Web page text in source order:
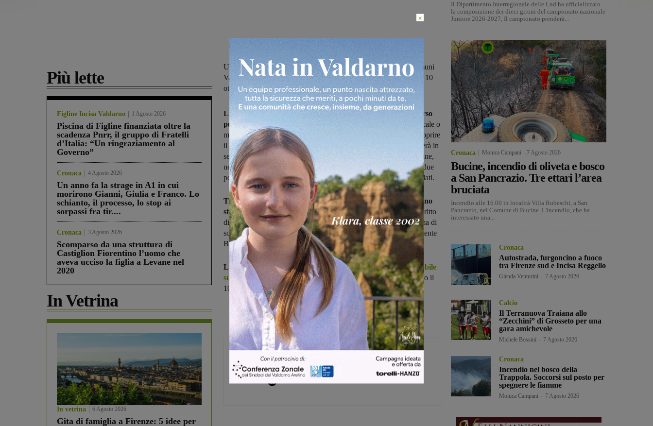
Più lette
Figline Incisa Valdarno 1 Agosto 2026
Piscina di Figline finanziata oltre la
scadenza Pnrr, il gruppo di Fratelli
d’Italia: “Un ringraziamento al
Governo”
Cronaca 4 Agosto 2026
Un anno fa la strage in A1 in cui
morirono Gianni, Giulia e Franco. Lo
schianto, il processo, lo stop ai
sorpassi fra tir....
Cronaca 3 Agosto 2026
Scomparso da una struttura di
Castiglion Fiorentino l’uomo che
aveva ucciso la figlia a Levane nel
2020
In Vetrina
In vetrina 6 Agosto 2026
Gita di famiglia a Firenze: 5 idee per
Un posto a Reggello, due a Rignano, altri due all’Unione dei comuni
Valdarno Valdisieve e infine un posto a Pelago. Domande entro il 10
ottobre, poi le prove d’esame
L'Unione di comuni Valdarno Valdisieve ha aperto un concorso
pubblico, per titoli ed esami,
per assumere 6 agenti di Polizia locale o
municipale a tempo pieno e indeterminato. Il concorso servirà a coprire
il fabbisogno di personale di più enti: in particolare, 1 agente entrerà in
servizio nel comune di Reggello, 2 a Rignano, 1 a Pelago e 2, infine,
nella stessa Unione Valdarno Valdisieve. Nel bando di concorso, due
posti sono riservati a favore di volontari delle forze armate congedati.
Tra i requisiti, la maggiore età e la cittadinanza italiana o di uno
stato UE , l'idoneità fisica all'impiego e il pieeno godimento del diritto
di elettorato politico attivo e dei diritti civili;il possesso del Diploma di
scuola secondaria di secondo grado di durata quinquennale; la patente
B.
Le domande, secondo le modalità previste dal bando consultabile
sul sito dell'Unione Valdarno Valdisieve,devono pervenire entro il
10 ottobre.
Glenda Venturini
Capo redattore
Il Dipartimento Interregionale delle Lnd ha ufficializzato
la composizione dei dieci gironi del campionato nazionale
Juniore 2026-2027, Il campionato prenderà...
Cronaca Monica Campani 7 Agosto 2026
Bucine, incendio di oliveta e bosco
a San Pancrazio. Tre ettari l’area
bruciata
Incendio alle 16.00 in località Villa Rubeschi, a San
Pancrazio, nel Comune di Bucine. L'incendio, che ha
interessato una...
Cronaca
Autostrada, furgoncino a fuoco
tra Firenze sud e Incisa Reggello
Glenda Venturini 7 Agosto 2026
Calcio
Il Terranuova Traiana allo
“Zecchini” di Grosseto per una
gara amichevole
Michele Bossini 7 Agosto 2026
Cronaca
Incendio nel bosco della
Trappola. Soccorsi sul posto per
spegnere le fiamme
Monica Campani 7 Agosto 2026
×